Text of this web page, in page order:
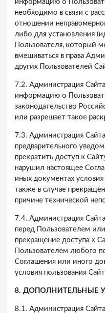
информацию о
необходимо в связи с
отношении
либо для установления
Пользователя, который
вмешиваться в права
других Пользователей
7.2. Администрация
информацию о
законодательство
или разрешает такое
7.3. Администрация Сайта
предварительного
прекратить доступ к
нарушил настоящее
иных документах
также в случае
причине технической
7.4. Администрация
перед Пользователем
прекращение доступа к
Пользователем любого
Соглашения или иного
условия пользования
8. ДОПОЛНИТЕЛЬНЫЕ
8.1. Администрация